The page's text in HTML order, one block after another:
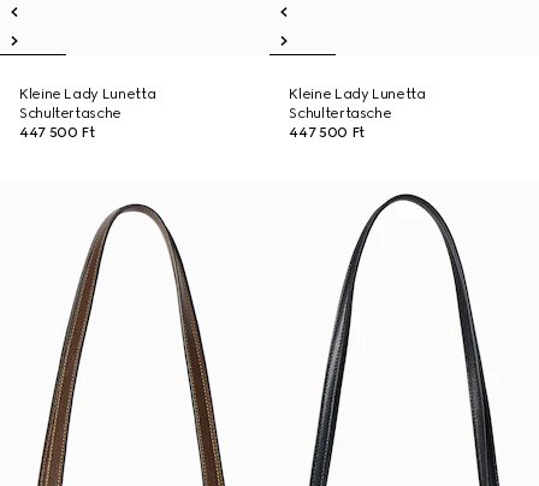
Kleine Lady Lunetta
Schultertasche
447 500 Ft
Kleine Lady Lunetta
Schultertasche
447 500 Ft